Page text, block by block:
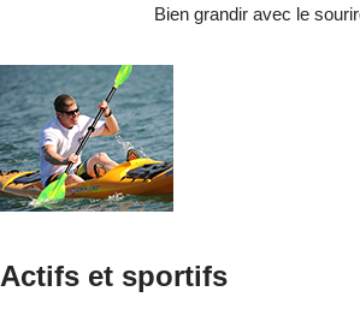
Bien grandir avec le
Actifs et sportifs